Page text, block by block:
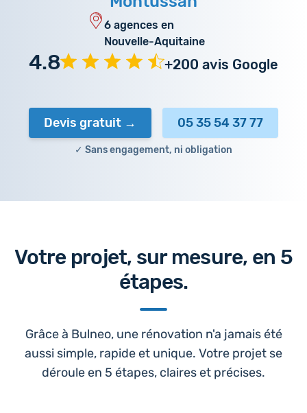
6 agences en
Nouvelle-Aquitaine
4.8 +200 avis Google
Devis gratuit 05 35 54 37 77
✓ Sans engagement, ni obligation
Votre projet, sur mesure, en 5
étapes.
Grâce à Bulneo, une rénovation n'a jamais été
aussi simple, rapide et unique. Votre projet se
déroule en 5 étapes, claires et précises.